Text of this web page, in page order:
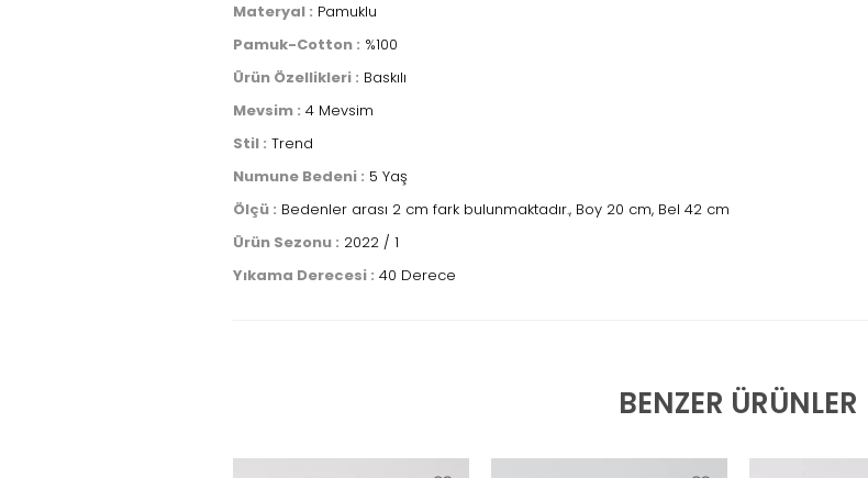
Materyal : Pamuklu
Pamuk-Cotton : %100
Ürün Özellikleri : Baskılı
Mevsim : 4 Mevsim
Stil : Trend
Numune Bedeni : 5 Yaş
Ölçü : Bedenler arası 2 cm fark bulunmaktadır., Boy 20 cm, Bel 42 cm
Ürün Sezonu : 2022 / 1
Yıkama Derecesi : 40 Derece
BENZER ÜRÜNLER